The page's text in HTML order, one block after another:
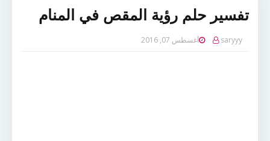
تفسير حلم رؤية المقص في المنام
saryyy أغسطس 07, 2016